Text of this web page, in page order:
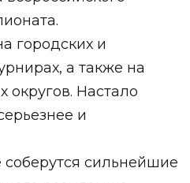
городских и
а также на
округов. Настало
и
сильнейшие